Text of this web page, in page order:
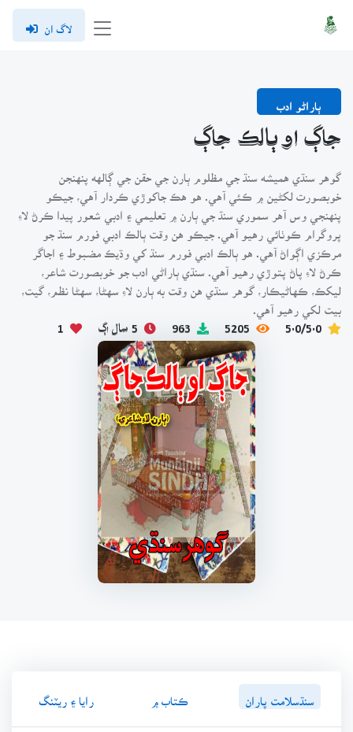
لاگ ان
ٻاراڻو ادب
جاڳ او ٻالڪ جاڳ
گوهر سنڌي هميشه سنڌ جي مظلوم ٻارن جي حقن جي ڳالهه پنهنجن
خوبصورت لکڻين ۾ ڪئي آهي. هو هڪ جاکوڙي ڪردار آهي، جيڪو
پنهنجي وس آهر سموري سنڌ جي ٻارن ۾ تعليمي ۽ ادبي شعور پيدا ڪرڻ لاءِ
پروگرام ڪوٺائي رهيو آهي. جيڪو هن وقت ٻالڪ ادبي فورم سنڌ جو
مرڪزي اڳواڻ آهي. هو ٻالڪ ادبي فورم سنڌ کي وڌيڪ مضبوط ۽ اجاگر
ڪرڻ لاءِ پاڻ پتوڙي رهيو آهي. سنڌي ٻاراڻي ادب جو خوبصورت شاعر،
ليکڪ، ڪهاڻيڪار، گوهر سنڌي هن وقت به ٻارن لاءِ سهڻا، سهڻا نظم، گيت،
بيت لکي رهيو آهي.
5.0/5.0
5205
963 5 سال اڳ 1
سنڌسلامت پاران ڪتاب ۾ رايا ۽ ريٽنگ